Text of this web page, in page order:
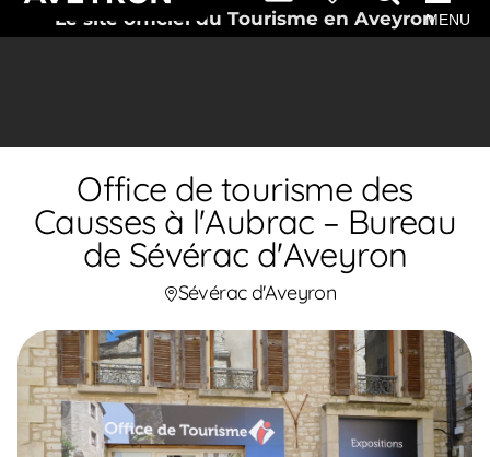
Le site officiel du Tourisme en AveyronMENU
Office de tourisme des
Causses à l'Aubrac – Bureau
de Sévérac d'Aveyron
Sévérac d'Aveyron